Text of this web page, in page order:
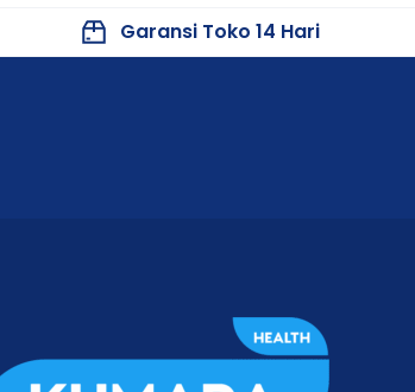
Garansi Toko 14 Hari